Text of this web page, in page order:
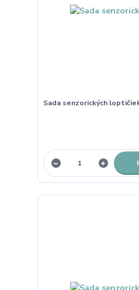
Sada senzorických